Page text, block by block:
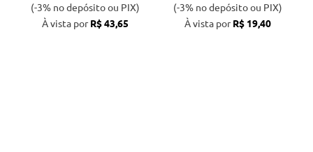
(-3% no depósito ou PIX)
À vista porR$ 43,65
(-3% no depósito ou PIX)
À vista porR$ 19,40